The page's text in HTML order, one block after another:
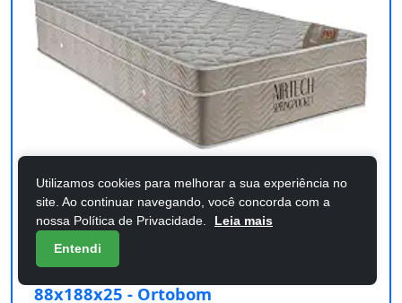
Custo-benefício
Colchão Solteiro Airtech Spring Pocket
88x188x25 - Ortobom
Utilizamos cookies para melhorar a sua experiência no
site. Ao continuar navegando, você concorda com a
nossa Política de Privacidade.
Leia mais
Entendi